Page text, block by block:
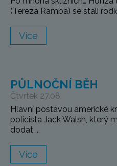
(Tereza Ramba) se stali
Více
PŮLNOČNÍ BĚH
Čtvrtek 27.08.
Hlavní postavou americké
policista Jack Walsh, který
dodat ...
Více